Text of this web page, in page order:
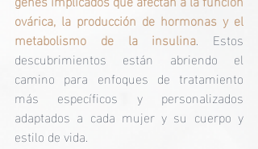
ovárica, la producción de hormonas y el
metabolismo de la insulina. Estos
descubrimientos están abriendo el
camino para enfoques de tratamiento
más específicos y personalizados
adaptados a cada mujer y su cuerpo y
estilo de vida.